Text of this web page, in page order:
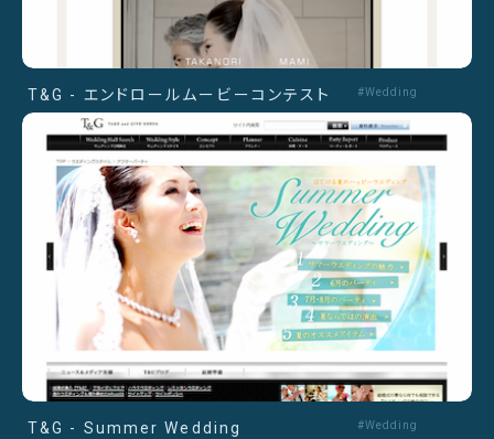
T&G - エンドロールムービーコンテスト #Wedding
T&G - Summer Wedding #Wedding